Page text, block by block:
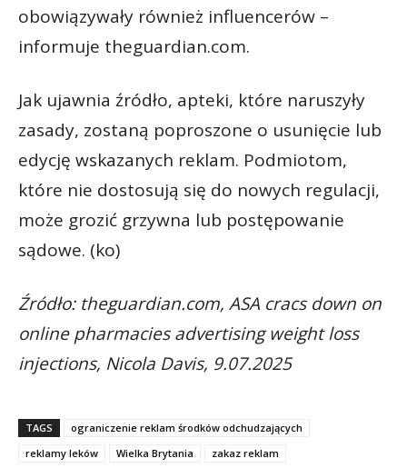
obowiązywały również influencerów –
informuje theguardian.com.
Jak ujawnia źródło, apteki, które naruszyły
zasady, zostaną poproszone o usunięcie lub
edycję wskazanych reklam. Podmiotom,
które nie dostosują się do nowych regulacji,
może grozić grzywna lub postępowanie
sądowe. (ko)
Źródło: theguardian.com, ASA cracs down on
online pharmacies advertising weight loss
injections, Nicola Davis, 9.07.2025
TAGS
ograniczenie reklam środków odchudzających
reklamy leków
Wielka Brytania zakaz reklam